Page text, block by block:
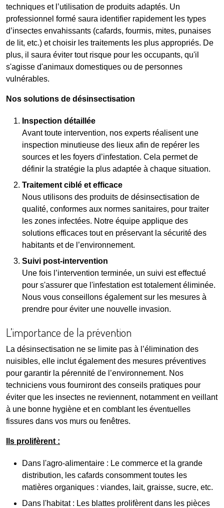
techniques et l’utilisation de produits adaptés. Un
professionnel formé saura identifier rapidement les types
d’insectes envahissants (cafards, fourmis, mites, punaises
de lit, etc.) et choisir les traitements les plus appropriés. De
plus, il saura éviter tout risque pour les occupants, qu'il
s'agisse d'animaux domestiques ou de personnes
vulnérables.
Nos solutions de désinsectisation
Inspection détaillée
Avant toute intervention, nos experts réalisent une
inspection minutieuse des lieux afin de repérer les
sources et les foyers d’infestation. Cela permet de
définir la stratégie la plus adaptée à chaque situation.
Traitement ciblé et efficace
Nous utilisons des produits de désinsectisation de
qualité, conformes aux normes sanitaires, pour traiter
les zones infectées. Notre équipe applique des
solutions efficaces tout en préservant la sécurité des
habitants et de l’environnement.
Suivi post-intervention
Une fois l’intervention terminée, un suivi est effectué
pour s'assurer que l'infestation est totalement éliminée.
Nous vous conseillons également sur les mesures à
prendre pour éviter une nouvelle invasion.
L’importance de la prévention
La désinsectisation ne se limite pas à l’élimination des
nuisibles, elle inclut également des mesures préventives
pour garantir la pérennité de l’environnement. Nos
techniciens vous fourniront des conseils pratiques pour
éviter que les insectes ne reviennent, notamment en veillant
à une bonne hygiène et en comblant les éventuelles
fissures dans vos murs ou fenêtres.
Ils prolifèrent :
Dans l'agro-alimentaire : Le commerce et la grande
distribution, les cafards consomment toutes les
matières organiques : viandes, lait, graisse, sucre, etc.
Dans l'habitat : Les blattes prolifèrent dans les pièces